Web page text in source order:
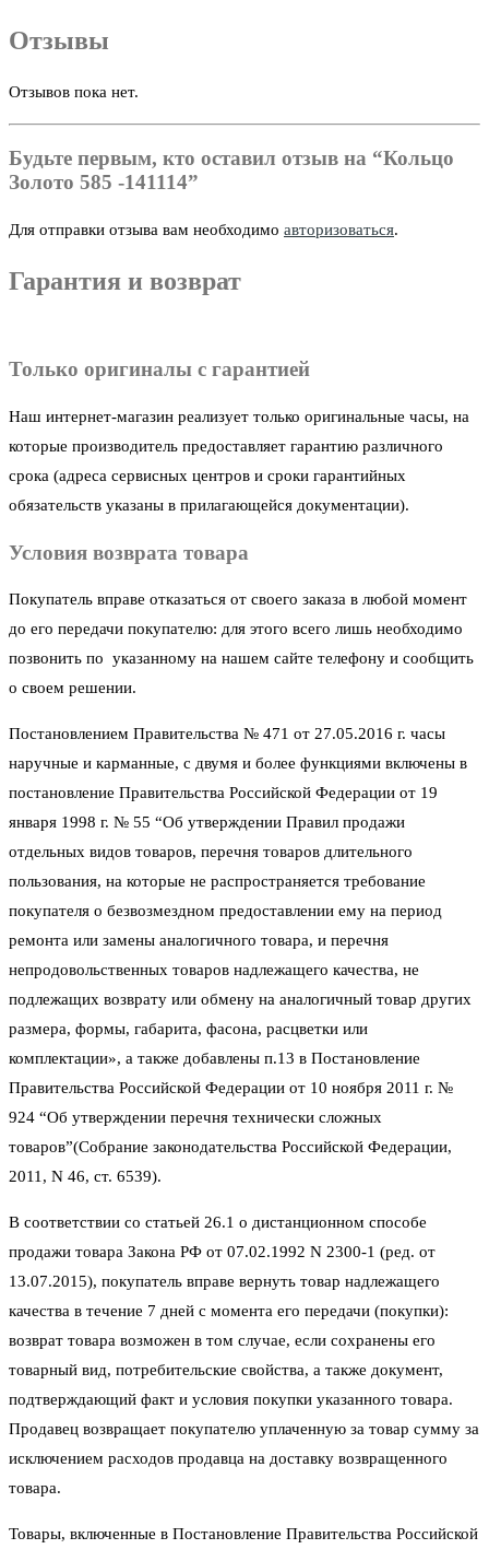
Отзывы
Отзывов пока нет.
Будьте первым, кто оставил отзыв на “Кольцо
Золото 585 -141114”
Для отправки отзыва вам необходимо авторизоваться.
Гарантия и возврат
Только оригиналы с гарантией
Наш интернет-магазин реализует только оригинальные часы, на
которые производитель предоставляет гарантию различного
срока (адреса сервисных центров и сроки гарантийных
обязательств указаны в прилагающейся документации).
Условия возврата товара
Покупатель вправе отказаться от своего заказа в любой момент
до его передачи покупателю: для этого всего лишь необходимо
позвонить по указанному на нашем сайте телефону и сообщить
о своем решении.
Постановлением Правительства № 471 от 27.05.2016 г. часы
наручные и карманные, с двумя и более функциями включены в
постановление Правительства Российской Федерации от 19
января 1998 г. № 55 “Об утверждении Правил продажи
отдельных видов товаров, перечня товаров длительного
пользования, на которые не распространяется требование
покупателя о безвозмездном предоставлении ему на период
ремонта или замены аналогичного товара, и перечня
непродовольственных товаров надлежащего качества, не
подлежащих возврату или обмену на аналогичный товар других
размера, формы, габарита, фасона, расцветки или
комплектации», а также добавлены п.13 в Постановление
Правительства Российской Федерации от 10 ноября 2011 г. №
924 “Об утверждении перечня технически сложных
товаров”(Собрание законодательства Российской Федерации,
2011, N 46, ст. 6539).
В соответствии со статьей 26.1 о дистанционном способе
продажи товара Закона РФ от 07.02.1992 N 2300-1 (ред. от
13.07.2015), покупатель вправе вернуть товар надлежащего
качества в течение 7 дней с момента его передачи (покупки):
возврат товара возможен в том случае, если сохранены его
товарный вид, потребительские свойства, а также документ,
подтверждающий факт и условия покупки указанного товара.
Продавец возвращает покупателю уплаченную за товар сумму за
исключением расходов продавца на доставку возвращенного
товара.
Товары, включенные в Постановление Правительства Российской